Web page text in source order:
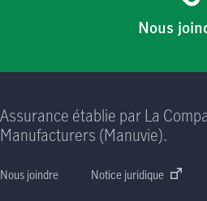
Nous
Assurance établie par La
Manufacturers (Manuvie).
Nous joindre Notice juridique